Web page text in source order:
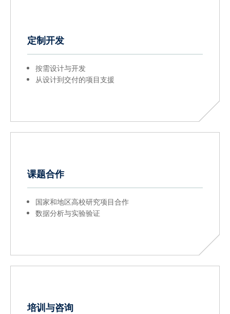
定制开发
按需设计与开发
从设计到交付的项目支援
课题合作
国家和地区高校研究项目合作
数据分析与实验验证
培训与咨询